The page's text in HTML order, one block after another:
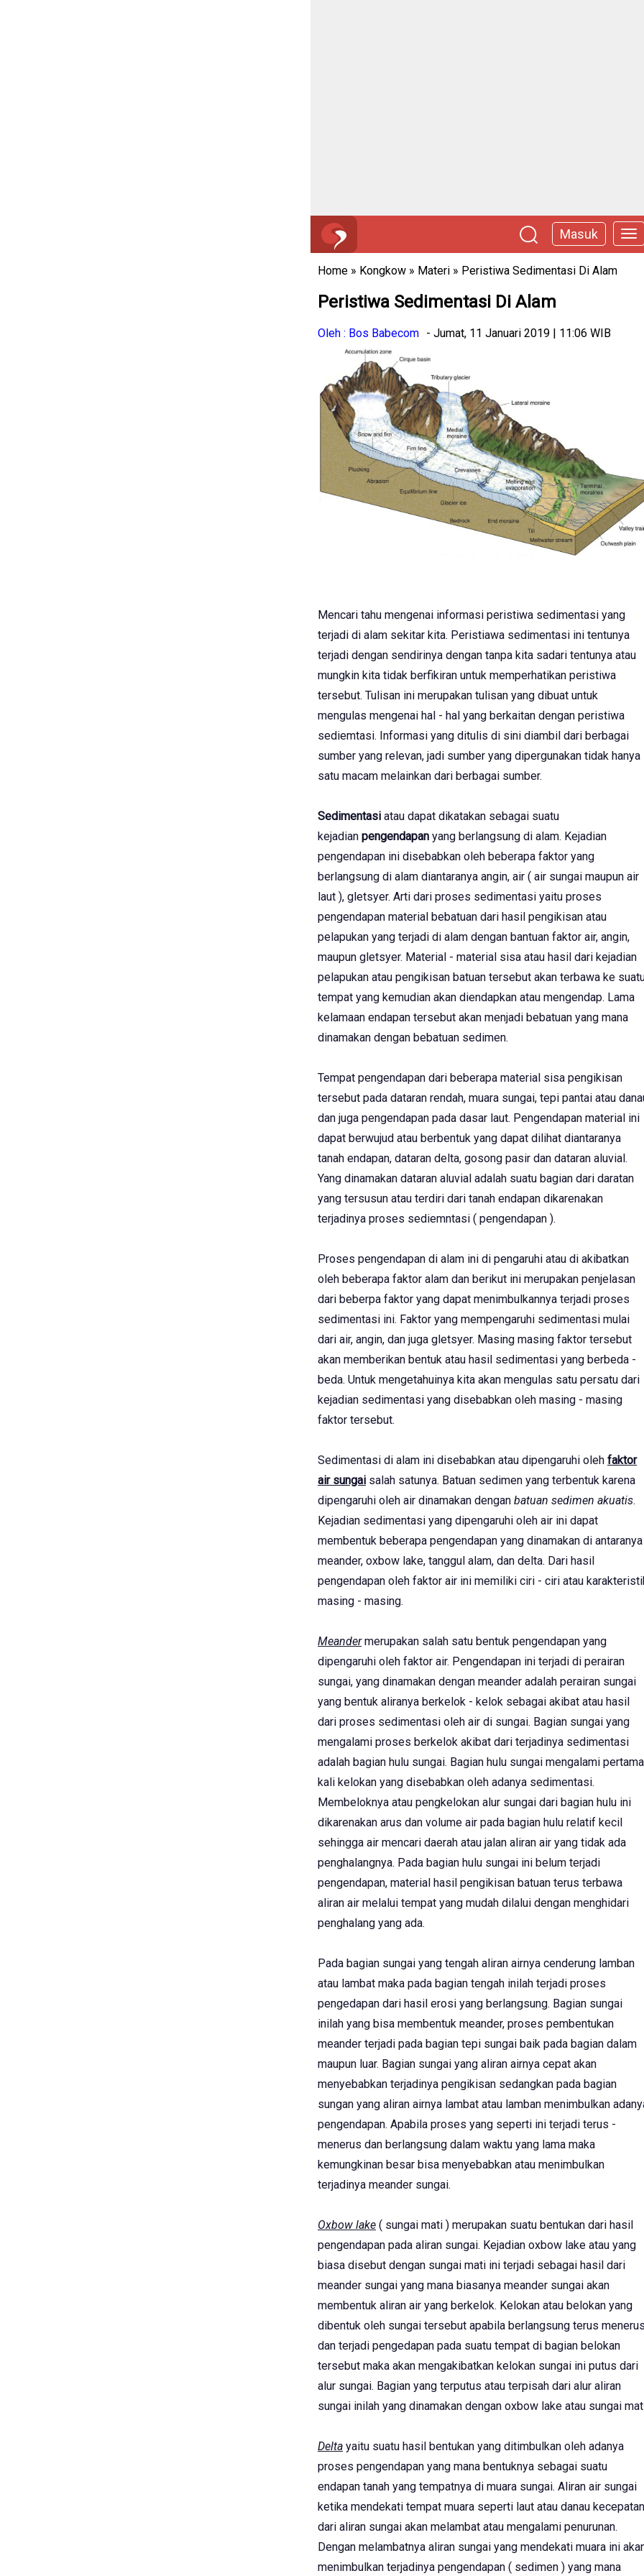
Masuk
Home » Kongkow » Materi » Peristiwa Sedimentasi Di Alam
Peristiwa Sedimentasi Di Alam
Oleh : Bos Babecom - Jumat, 11 Januari 2019 | 11:06 WIB
Mencari tahu mengenai informasi peristiwa sedimentasi yang
terjadi di alam sekitar kita. Peristiawa sedimentasi ini tentunya
terjadi dengan sendirinya dengan tanpa kita sadari tentunya atau
mungkin kita tidak berfikiran untuk memperhatikan peristiwa
tersebut. Tulisan ini merupakan tulisan yang dibuat untuk
mengulas mengenai hal - hal yang berkaitan dengan peristiwa
sediemtasi. Informasi yang ditulis di sini diambil dari berbagai
sumber yang relevan, jadi sumber yang dipergunakan tidak hanya
satu macam melainkan dari berbagai sumber.
Sedimentasi atau dapat dikatakan sebagai suatu
kejadian pengendapan yang berlangsung di alam. Kejadian
pengendapan ini disebabkan oleh beberapa faktor yang
berlangsung di alam diantaranya angin, air ( air sungai maupun air
laut ), gletsyer. Arti dari proses sedimentasi yaitu proses
pengendapan material bebatuan dari hasil pengikisan atau
pelapukan yang terjadi di alam dengan bantuan faktor air, angin,
maupun gletsyer. Material - material sisa atau hasil dari kejadian
pelapukan atau pengikisan batuan tersebut akan terbawa ke
tempat yang kemudian akan diendapkan atau mengendap. Lama
kelamaan endapan tersebut akan menjadi bebatuan yang mana
dinamakan dengan bebatuan sedimen.
Tempat pengendapan dari beberapa material sisa pengikisan
tersebut pada dataran rendah, muara sungai, tepi pantai atau
dan juga pengendapan pada dasar laut. Pengendapan material ini
dapat berwujud atau berbentuk yang dapat dilihat diantaranya
tanah endapan, dataran delta, gosong pasir dan dataran aluvial.
Yang dinamakan dataran aluvial adalah suatu bagian dari daratan
yang tersusun atau terdiri dari tanah endapan dikarenakan
terjadinya proses sediemntasi ( pengendapan ).
Proses pengendapan di alam ini di pengaruhi atau di akibatkan
oleh beberapa faktor alam dan berikut ini merupakan penjelasan
dari beberpa faktor yang dapat menimbulkannya terjadi proses
sedimentasi ini. Faktor yang mempengaruhi sedimentasi mulai
dari air, angin, dan juga gletsyer. Masing masing faktor tersebut
akan memberikan bentuk atau hasil sedimentasi yang berbeda -
beda. Untuk mengetahuinya kita akan mengulas satu persatu dari
kejadian sedimentasi yang disebabkan oleh masing - masing
faktor tersebut.
Sedimentasi di alam ini disebabkan atau dipengaruhi oleh faktor
air sungai salah satunya. Batuan sedimen yang terbentuk karena
dipengaruhi oleh air dinamakan dengan batuan sedimen akuatis.
Kejadian sedimentasi yang dipengaruhi oleh air ini dapat
membentuk beberapa pengendapan yang dinamakan di antaranya
meander, oxbow lake, tanggul alam, dan delta. Dari hasil
pengendapan oleh faktor air ini memiliki ciri - ciri atau
masing - masing.
Meandermerupakan salah satu bentuk pengendapan yang
dipengaruhi oleh faktor air. Pengendapan ini terjadi di perairan
sungai, yang dinamakan dengan meander adalah perairan sungai
yang bentuk aliranya berkelok - kelok sebagai akibat atau hasil
dari proses sedimentasi oleh air di sungai. Bagian sungai yang
mengalami proses berkelok akibat dari terjadinya sedimentasi
adalah bagian hulu sungai. Bagian hulu sungai mengalami pertama
kali kelokan yang disebabkan oleh adanya sedimentasi.
Membeloknya atau pengkelokan alur sungai dari bagian hulu ini
dikarenakan arus dan volume air pada bagian hulu relatif kecil
sehingga air mencari daerah atau jalan aliran air yang tidak ada
penghalangnya. Pada bagian hulu sungai ini belum terjadi
pengendapan, material hasil pengikisan batuan terus terbawa
aliran air melalui tempat yang mudah dilalui dengan menghidari
penghalang yang ada.
Pada bagian sungai yang tengah aliran airnya cenderung lamban
atau lambat maka pada bagian tengah inilah terjadi proses
pengedapan dari hasil erosi yang berlangsung. Bagian sungai
inilah yang bisa membentuk meander, proses pembentukan
meander terjadi pada bagian tepi sungai baik pada bagian dalam
maupun luar. Bagian sungai yang aliran airnya cepat akan
menyebabkan terjadinya pengikisan sedangkan pada bagian
sungan yang aliran airnya lambat atau lamban menimbulkan
pengendapan. Apabila proses yang seperti ini terjadi terus -
menerus dan berlangsung dalam waktu yang lama maka
kemungkinan besar bisa menyebabkan atau menimbulkan
terjadinya meander sungai.
Oxbow lake ( sungai mati ) merupakan suatu bentukan dari hasil
pengendapan pada aliran sungai. Kejadian oxbow lake atau yang
biasa disebut dengan sungai mati ini terjadi sebagai hasil dari
meander sungai yang mana biasanya meander sungai akan
membentuk aliran air yang berkelok. Kelokan atau belokan yang
dibentuk oleh sungai tersebut apabila berlangsung terus
dan terjadi pengedapan pada suatu tempat di bagian belokan
tersebut maka akan mengakibatkan kelokan sungai ini putus dari
alur sungai. Bagian yang terputus atau terpisah dari alur aliran
sungai inilah yang dinamakan dengan oxbow lake atau sungai
Delta yaitu suatu hasil bentukan yang ditimbulkan oleh adanya
proses pengendapan yang mana bentuknya sebagai suatu
endapan tanah yang tempatnya di muara sungai. Aliran air sungai
ketika mendekati tempat muara seperti laut atau danau kecepatan
dari aliran sungai akan melambat atau mengalami penurunan.
Dengan melambatnya aliran sungai yang mendekati muara ini
menimbulkan terjadinya pengendapan ( sedimen ) yang mana